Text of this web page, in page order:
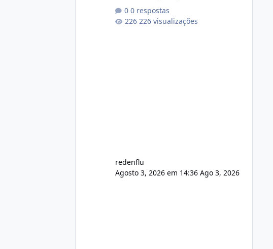
publico para consulta de sub.dominio
autorizado a usasr o isistem:
0 respostas
226 visualizações
redenflu
Agosto 3, 2026 em 14:36 Ago 3, 2026